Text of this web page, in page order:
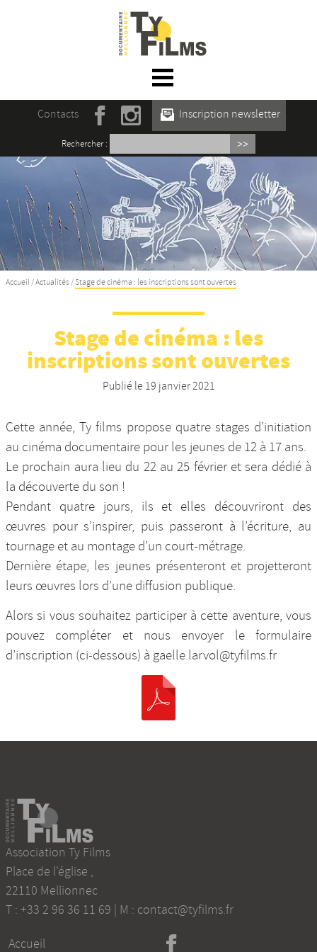
☰ Menu
Accueil
Actualités
L’association
Rencontres du film documentaire de
Mellionnec
Projections
Se former
Nos productions et +
Contacts Inscription newsletter
Rechercher :
Accueil /Actualités /Stage de cinéma : les inscriptions sont ouvertes
Stage de cinéma : les
inscriptions sont ouvertes
Publié le 19 janvier 2021
Cette année, Ty films propose quatre stages d’initiation
au cinéma documentaire pour les jeunes de 12 à 17 ans.
Le prochain aura lieu du 22 au 25 février et sera dédié à
la découverte du son !
Pendant quatre jours, ils et elles découvriront des
œuvres pour s’inspirer, puis passeront à l’écriture, au
tournage et au montage d’un court-métrage.
Dernière étape, les jeunes présenteront et projetteront
leurs œuvres lors d’une diffusion publique.
Alors si vous souhaitez participer à cette aventure, vous
pouvez compléter et nous envoyer le formulaire
d’inscription (ci-dessous) à gaelle.larvol@tyfilms.fr
Association Ty Films
Place de l'église ,
22110 Mellionnec
T : +33 2 96 36 11 69 | M : contact@tyfilms.fr
Accueil